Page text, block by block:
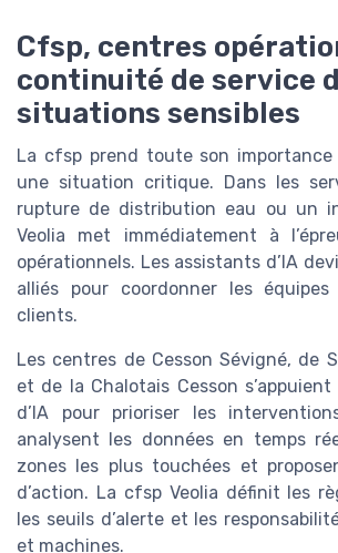
Cfsp, centres
continuité de service
situations sensibles
La cfsp prend toute son
une situation critique. Dans les
rupture de distribution eau ou un
Veolia met immédiatement à
opérationnels. Les assistants d’IA
alliés pour coordonner les
clients.
Les centres de Cesson Sévigné, de
et de la Chalotais Cesson
d’IA pour prioriser les
analysent les données en temps
zones les plus touchées et
d’action. La cfsp Veolia définit les
les seuils d’alerte et les
et machines.